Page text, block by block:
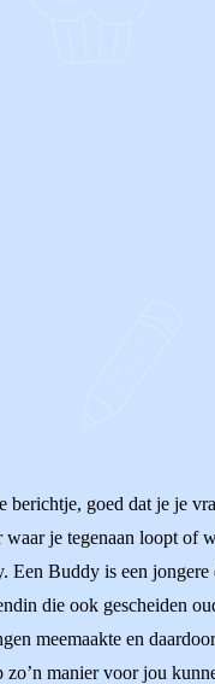
goed dat je je
waar je tegenaan loopt
Een Buddy is een
die ook gescheiden
meemaakte en
zo’n manier voor jou